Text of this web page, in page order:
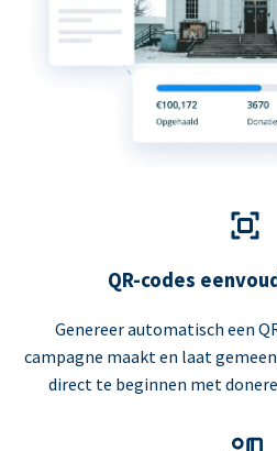
QR-codes
Genereer automatisch een
campagne maakt en laat
direct te beginnen met